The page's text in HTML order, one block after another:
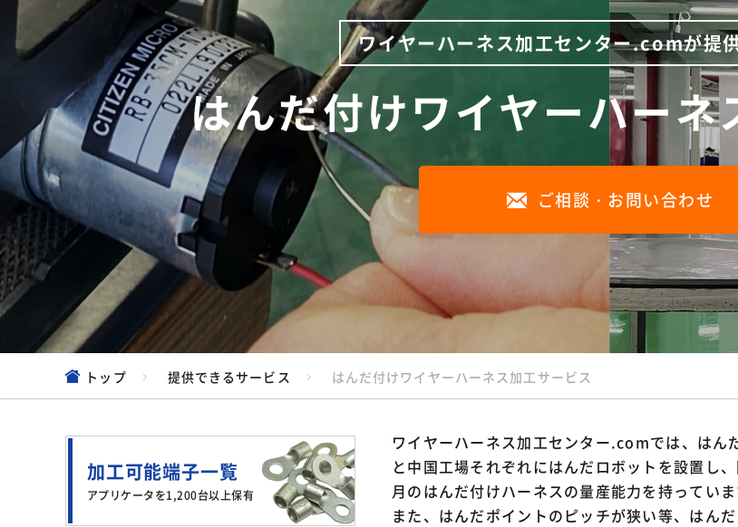
組ハーネス加工
量産ワイヤーハーネス加
はんだ付けワイヤーハ
38SQ/AWG1 丸端子ハ
モレックス製コネクタ
ユニット品組立
ワイヤーハーネス加工センター.comが提
はんだ付けワイヤーハー
ご相談・お問い合わせ
トップ 提供できるサービス はんだ付けワイヤーハーネス加工サービス
ワイヤーハーネス加工センター.comでは、はん
と中国工場それぞれにはんだロボットを設置
月のはんだ付けハーネスの量産能力を持っていま
また、はんだポイントのピッチが狭い等、はん
加工可能端子一覧
アプリケータを1,200台以上保有